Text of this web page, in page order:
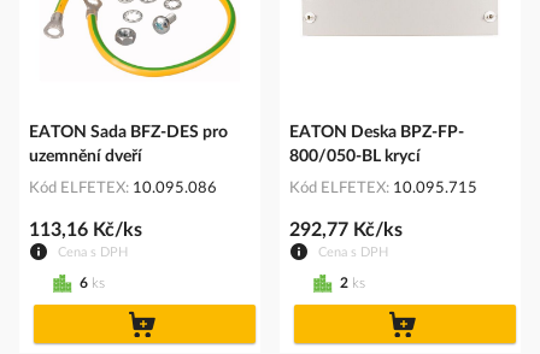
EATON Sada BFZ-DES pro
uzemnění dveří
Kód ELFETEX 10.095.086
Cena s DPH
113,16 Kč/ks
6 ks
EATON Deska BPZ-FP-
800/050-BL krycí
Kód ELFETEX 10.095.715
Cena s DPH
292,77 Kč/ks
2 ks